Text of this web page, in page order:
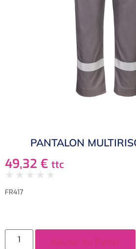
PANTALON
49,32 € ttc
★ ★ ★ ★ ★
FR417
Ajouter Au Panier